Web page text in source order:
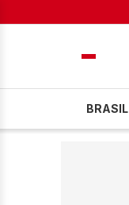
BRASIL